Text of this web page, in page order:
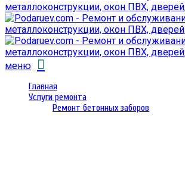
меню
Главная
Услуги ремонта
Ремонт бетонных заборов